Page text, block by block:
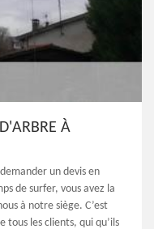
À
un devis en
de surfer, vous avez la
à notre siège. C’est
les clients, qui qu’ils